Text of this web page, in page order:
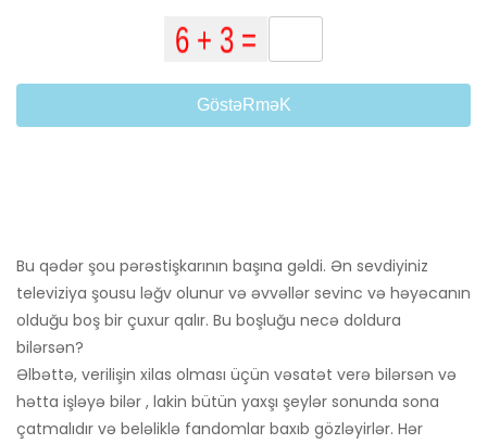
GöstəRməK
Bu qədər şou pərəstişkarının başına gəldi. Ən sevdiyiniz
televiziya şousu ləğv olunur və əvvəllər sevinc və həyəcanın
olduğu boş bir çuxur qalır. Bu boşluğu necə doldura
bilərsən?
Əlbəttə, verilişin xilas olması üçün vəsatət verə bilərsən və
hətta işləyə bilər , lakin bütün yaxşı şeylər sonunda sona
çatmalıdır və beləliklə fandomlar baxıb gözləyirlər. Hər